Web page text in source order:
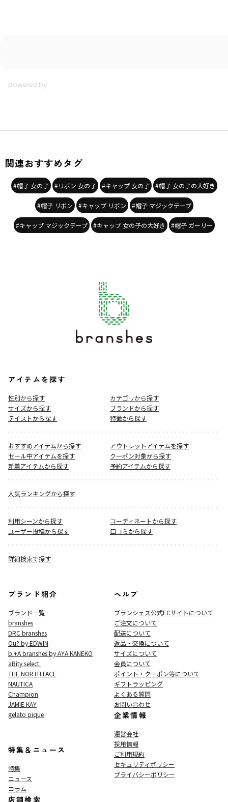
関連おすすめタグ
#帽子 女の子 #リボン 女の子 #キャップ 女の子 #帽子 女の子の大好き
#帽子 リボン #キャップ リボン #帽子 マジックテープ
#キャップ マジックテープ #キャップ 女の子の大好き #帽子 ガーリー
アイテムを探す
性別から探す
カテゴリから探す
サイズから探す
ブランドから探す
テイストから探す
特徴から探す
おすすめアイテムから探す
アウトレットアイテムを探す
セール中アイテムを探す
クーポン対象から探す
新着アイテムから探す
予約アイテムから探す
人気ランキングから探す
利用シーンから探す
コーディネートから探す
ユーザー投稿から探す
口コミから探す
詳細検索で探す
ブランド紹介
ブランド一覧
branshes
DRC branshes
Ou? by EDWIN
b.+A branshes by AYA KANEKO
aBity select.
THE NORTH FACE
NAUTICA
Champion
JAMIE KAY
gelato pique
特集＆ニュース
特集
ニュース
コラム
店舗検索
ヘルプ
ブランシェス公式ECサイトについて
ご注文について
配送について
返品・交換について
サイズについて
会員について
ポイント・クーポン等について
ギフトラッピング
よくある質問
お問い合わせ
企業情報
運営会社
採用情報
ご利用規約
セキュリティポリシー
プライバシーポリシー